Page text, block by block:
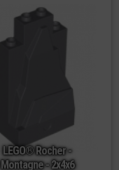
LEGO® Rocher -
Montagne - 2x4x6